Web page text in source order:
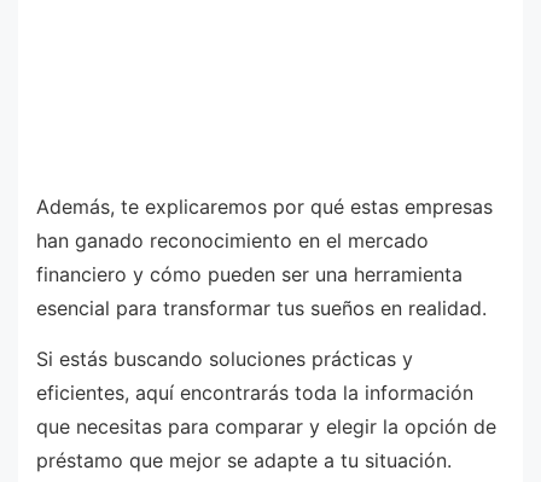
Además, te explicaremos por qué estas empresas
han ganado reconocimiento en el mercado
financiero y cómo pueden ser una herramienta
esencial para transformar tus sueños en realidad.
Si estás buscando soluciones prácticas y
eficientes, aquí encontrarás toda la información
que necesitas para comparar y elegir la opción de
préstamo que mejor se adapte a tu situación.